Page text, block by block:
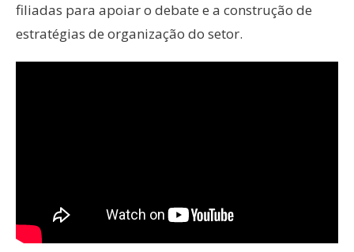
filiadas para apoiar o debate e a construção de
estratégias de organização do setor.